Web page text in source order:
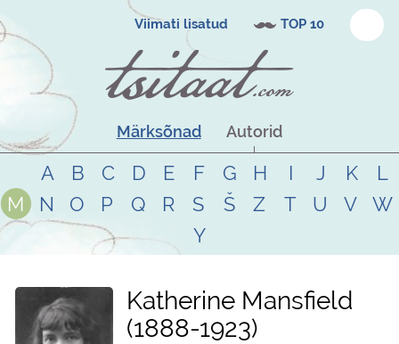
Viimati lisatud TOP 10
Märksõnad Autorid
A B C D E F G H I J K
L
M
N O P Q R S Š Z T U V
W
Y
Katherine Mansfield
1888-1923